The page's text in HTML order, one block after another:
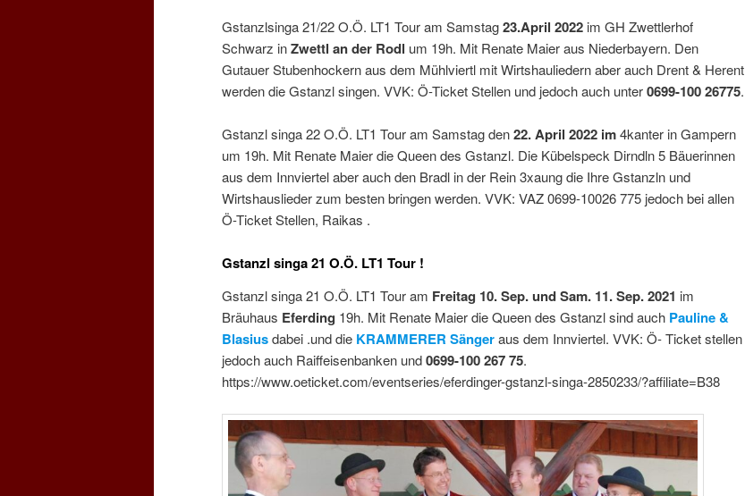
Gstanzlsinga 21/22 O.Ö. LT1 Tour am Samstag23.April 2022 im GH Zwettlerhof
Schwarz inZwettl an der Rodl um 19h. Mit Renate Maier aus Niederbayern. Den
Gutauer Stubenhockern aus dem Mühlviertl mit Wirtshauliedern aber auch Drent & Herent
werden die Gstanzl singen. VVK: Ö-Ticket Stellen und jedoch auch unter0699-100 26775.
Gstanzl singa 22 O.Ö. LT1 Tour am Samstag den22. April 2022 im4kanter in Gampern
um 19h. Mit Renate Maier die Queen des Gstanzl. Die Kübelspeck Dirndln 5 Bäuerinnen
aus dem Innviertel aber auch den Bradl in der Rein 3xaung die Ihre Gstanzln und
Wirtshauslieder zum besten bringen werden. VVK: VAZ 0699-10026 775 jedoch bei allen
Ö-Ticket Stellen, Raikas .
Gstanzl singa 21 O.Ö. LT1 Tour !
Gstanzl singa 21 O.Ö. LT1 Tour am Freitag 10. Sep. und Sam. 11. Sep. 2021 im
Bräuhaus Eferding 19h. Mit Renate Maier die Queen des Gstanzl sind auch Pauline &
Blasiusdabei .und die KRAMMERER Sängeraus dem Innviertel. VVK: Ö- Ticket stellen
jedoch auch Raiffeisenbanken und0699-100 267 75.
https://www.oeticket.com/eventseries/eferdinger-gstanzl-singa-2850233/?affiliate=B38